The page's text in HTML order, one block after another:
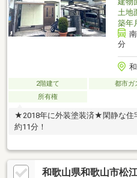
土地
築年
分
2階建て 都市ガ
所有権
★2018年に外装塗装済★閑静な住
約11分！
和歌山県和歌山市松